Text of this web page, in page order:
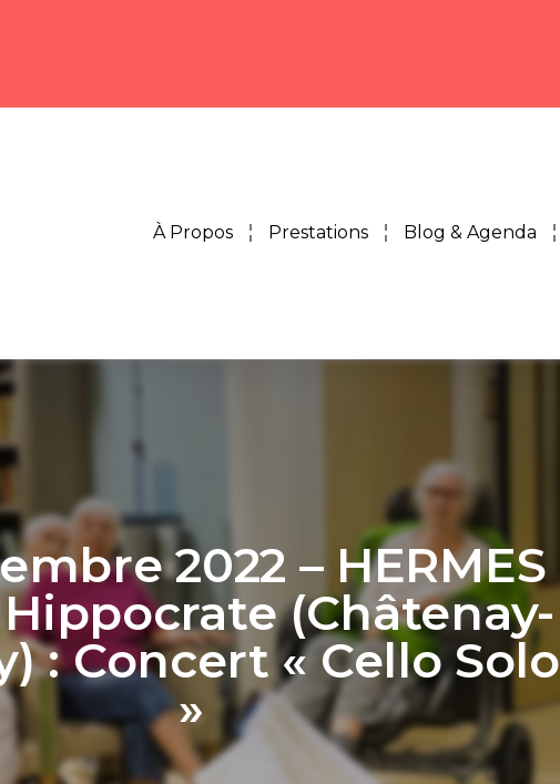
À Propos Prestations Blog & Agenda
2022 – HERMES
Hippocrate (Châtenay-
: Concert « Cello Solo
»